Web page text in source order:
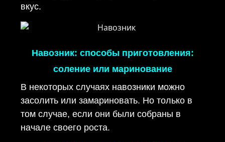
вкус.
Навозник: способы приготовления:
соление или маринование
В некоторых случаях навозники можно
засолить или замариновать. Но только в
том случае, если они были собраны в
начале своего роста.